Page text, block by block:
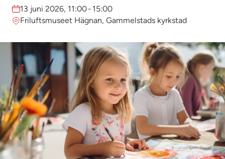
Datum:
13 juni 2026, 11:00- 15:00
Plats:Friluftsmuseet Hägnan, Gammelstads kyrkstad